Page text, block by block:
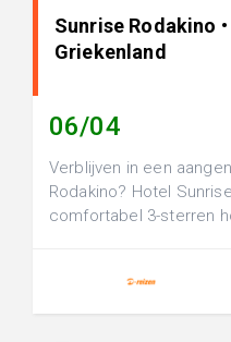
Sunrise Rodakino
Griekenland
06/04
Verblijven in een
Rodakino? Hotel
comfortabel 3-sterren